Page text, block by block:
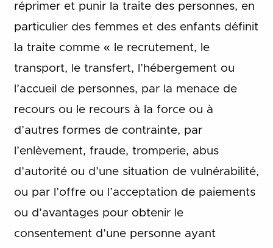
réprimer et punir la traite des personnes, en
particulier des femmes et des enfants définit
la traite comme « le recrutement, le
transport, le transfert, l’hébergement ou
l’accueil de personnes, par la menace de
recours ou le recours à la force ou à
d’autres formes de contrainte, par
l’enlèvement, fraude, tromperie, abus
d’autorité ou d’une situation de vulnérabilité,
ou par l’offre ou l’acceptation de paiements
ou d’avantages pour obtenir le
consentement d’une personne ayant